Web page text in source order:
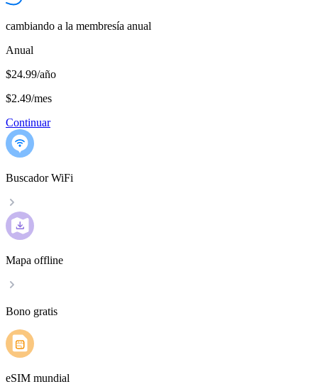
cambiando a la membresía anual
Anual
$24.99/año
$2.49/mes
Continuar
Buscador WiFi
Mapa offline
Bono gratis
eSIM mundial